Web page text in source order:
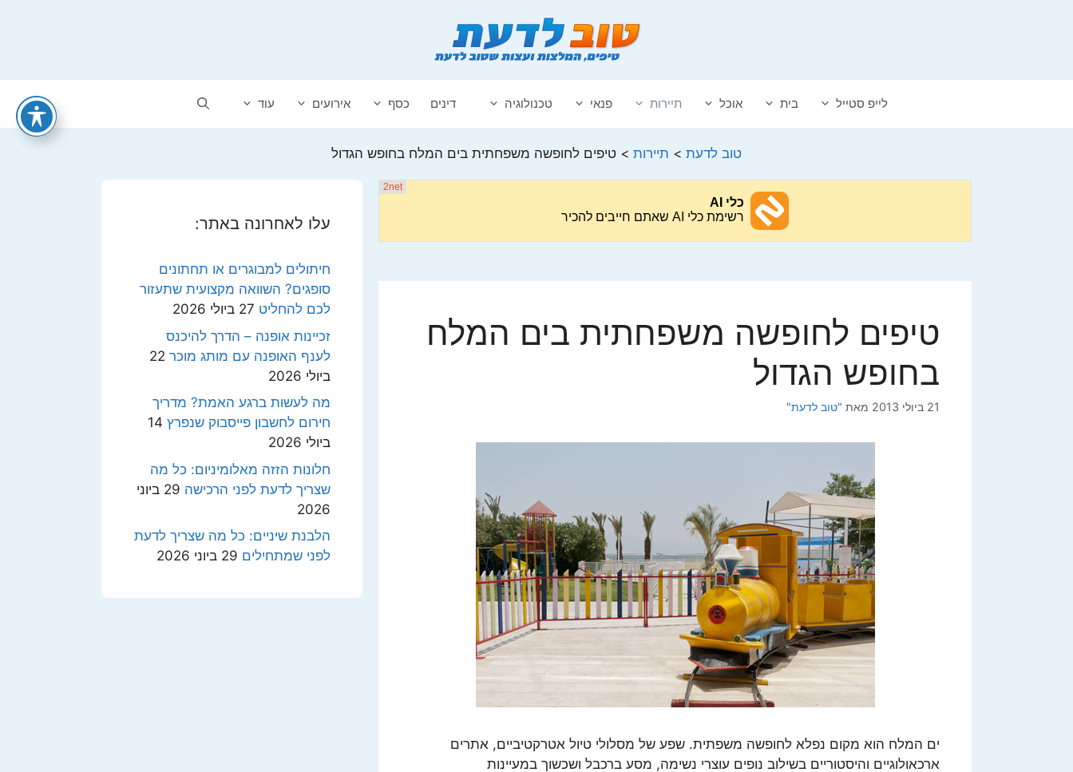
לייפ סטייל בית אוכל תיירות פנאי טכנולוגיה דינים כסף אירועים עוד
טוב לדעת > תיירות > טיפים לחופשה משפחתית בים המלח בחופש הגדול
טיפים לחופשה משפחתית בים המלח
בחופש הגדול
21 ביולי 2013 מאת "טוב לדעת"
ים המלח הוא מקום נפלא לחופשה משפתית. שפע של מסלולי טיול אטרקטיביים, אתרים
ארכאולוגיים והיסטוריים בשילוב נופים עוצרי נשימה, מסע ברכבל ושכשוך במעיינות
עלו לאחרונה באתר:
חיתולים למבוגרים או תחתונים
סופגים? השוואה מקצועית שתעזור
לכם להחליט 27 ביולי 2026
זכיינות אופנה – הדרך להיכנס
לענף האופנה עם מותג מוכר 22
ביולי 2026
מה לעשות ברגע האמת? מדריך
חירום לחשבון פייסבוק שנפרץ 14
ביולי 2026
חלונות הזזה מאלומיניום: כל מה
שצריך לדעת לפני הרכישה
29 ביוני
2026
הלבנת שיניים: כל מה שצריך לדעת
לפני שמתחילים 29 ביוני 2026